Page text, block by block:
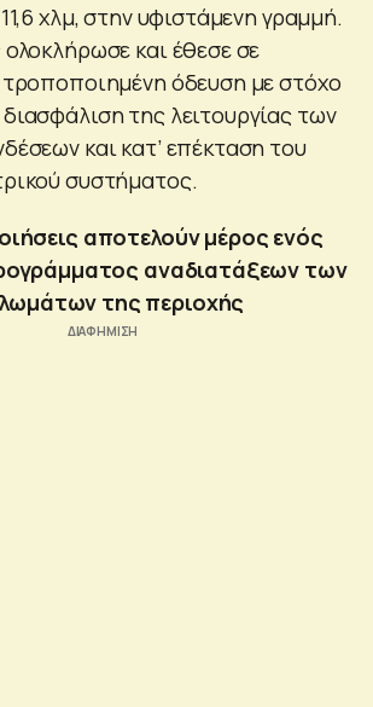
χλμ, στην υφιστάμενη γραμμή.
ολοκλήρωσε και έθεσε σε
τροποποιημένη όδευση με στόχο
της λειτουργίας των
και κατ’ επέκταση του
συστήματος.
αποτελούν μέρος ενός
αναδιατάξεων των
της περιοχής